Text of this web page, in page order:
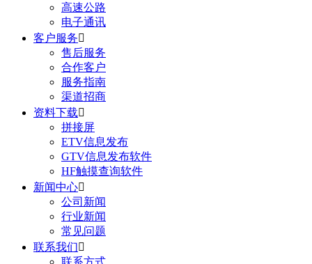
高速公路
电子通讯
客户服务
售后服务
合作客户
服务指南
渠道招商
资料下载
拼接屏
ETV信息发布
GTV信息发布软件
HF触摸查询软件
新闻中心
公司新闻
行业新闻
常见问题
联系我们